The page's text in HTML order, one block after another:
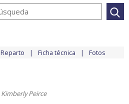
Reparto Ficha técnica Fotos
Kimberly Peirce